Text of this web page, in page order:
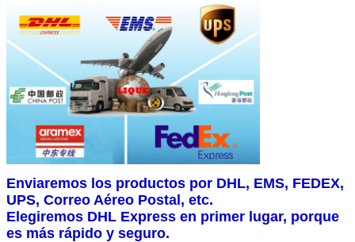
Enviaremos los productos por DHL, EMS, FEDEX,
UPS, Correo Aéreo Postal, etc.
Elegiremos DHL Express en primer lugar, porque
es más rápido y seguro.